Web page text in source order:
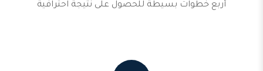
أربع خطوات بسيطة للحصول على نتيجة احترافية